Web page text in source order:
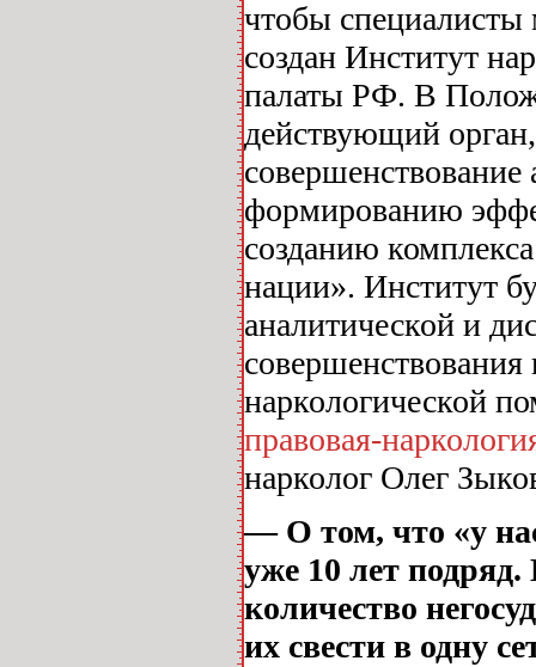
чтобы специалисты
создан Институт
палаты РФ. В
действующий орган,
совершенствование
формированию
созданию
нации». Институт
аналитической и
наркологической
правовая-
нарколог Олег
— О том, что «у
уже 10 лет
количество
их свести в одну